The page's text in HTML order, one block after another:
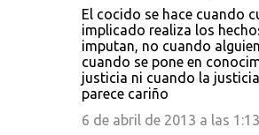
El cocido se hace cuando
implicado realiza los
imputan, no cuando
cuando se pone en
justicia ni cuando la
parece cariño
6 de abril de 2013 a las 1:13